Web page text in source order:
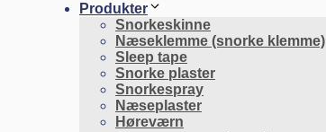
Produkter
Snorkeskinne
Næseklemme (snorke klemme)
Sleep tape
Snorke plaster
Snorkespray
Næseplaster
Høreværn